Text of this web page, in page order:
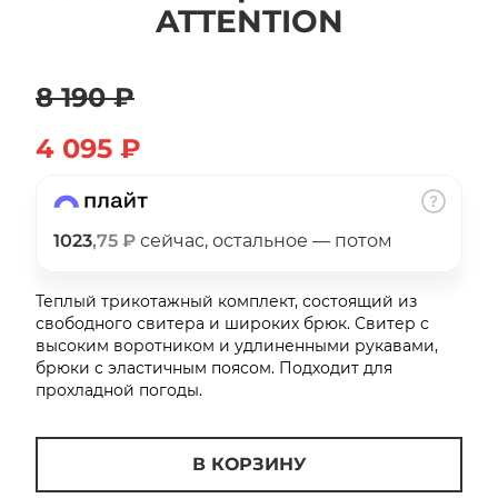
ATTENTION
8 190 ₽
4 095 ₽
1023,75 ₽ сейчас, остальное — потом
Теплый трикотажный комплект, состоящий из
свободного свитера и широких брюк. Свитер с
высоким воротником и удлиненными рукавами,
брюки с эластичным поясом. Подходит для
прохладной погоды.
В КОРЗИНУ
об оплате Плайтом